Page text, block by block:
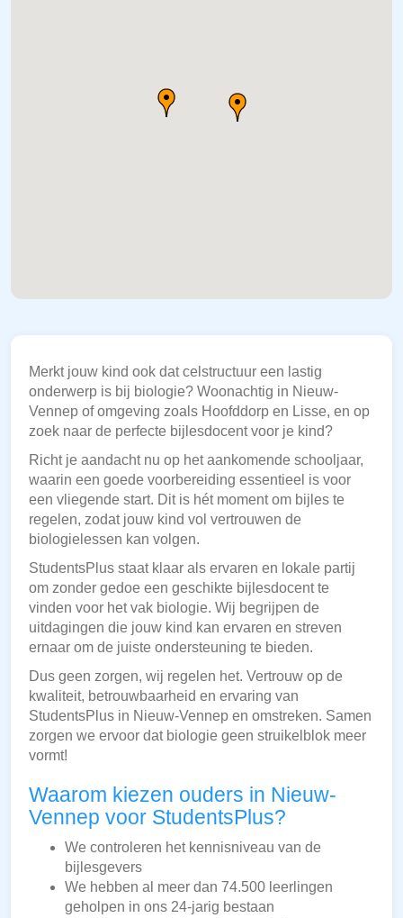
Merkt jouw kind ook dat celstructuur een lastig
onderwerp is bij biologie? Woonachtig in Nieuw-
Vennep of omgeving zoals Hoofddorp en Lisse, en op
zoek naar de perfecte bijlesdocent voor je kind?
Richt je aandacht nu op het aankomende schooljaar,
waarin een goede voorbereiding essentieel is voor
een vliegende start. Dit is hét moment om bijles te
regelen, zodat jouw kind vol vertrouwen de
biologielessen kan volgen.
StudentsPlus staat klaar als ervaren en lokale partij
om zonder gedoe een geschikte bijlesdocent te
vinden voor het vak biologie. Wij begrijpen de
uitdagingen die jouw kind kan ervaren en streven
ernaar om de juiste ondersteuning te bieden.
Dus geen zorgen, wij regelen het. Vertrouw op de
kwaliteit, betrouwbaarheid en ervaring van
StudentsPlus in Nieuw-Vennep en omstreken. Samen
zorgen we ervoor dat biologie geen struikelblok meer
vormt!
Waarom kiezen ouders in Nieuw-
Vennep voor StudentsPlus?
We controleren het kennisniveau van de
bijlesgevers
We hebben al meer dan 74.500 leerlingen
geholpen in ons 24-jarig bestaan